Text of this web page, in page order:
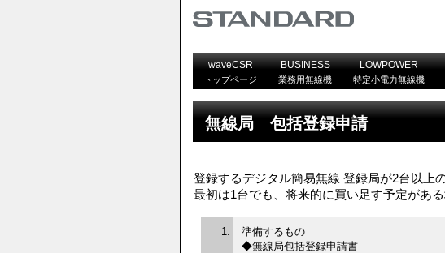
無線局 包括登録申請
登録するデジタル簡易無線 登録局が2台以上
最初は1台でも、将来的に買い足す予定があ
準備するもの
◆無線局包括登録申請書
waveCSR
トップページ
BUSINESS
業務用無線機
LOWPOWER
特定小電力無線機